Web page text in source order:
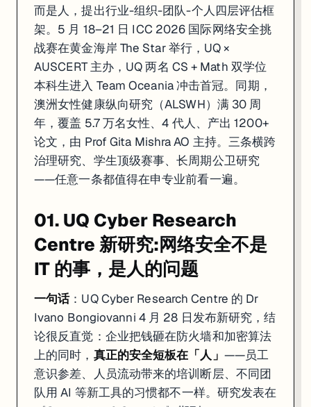
而是人，提出行业-组织-团队-个人四层评估框
架。5 月 18–21 日 ICC 2026 国际网络安全挑
战赛在黄金海岸 The Star 举行，UQ ×
AUSCERT 主办，UQ 两名 CS + Math 双学位
本科生进入 Team Oceania 冲击首冠。同期，
澳洲女性健康纵向研究（ALSWH）满 30 周
年，覆盖 5.7 万名女性、4 代人、产出 1200+
论文，由 Prof Gita Mishra AO 主持。三条横跨
治理研究、学生顶级赛事、长周期公卫研究
——任意一条都值得在申专业前看一遍。
01. UQ Cyber Research
Centre 新研究:网络安全不是
IT 的事，是人的问题
一句话：UQ Cyber Research Centre 的 Dr
Ivano Bongiovanni 4 月 28 日发布新研究，结
论很反直觉：企业把钱砸在防火墙和加密算法
上的同时， 真正的安全短板在「人」 ——员工
意识参差、人员流动带来的培训断层、不同团
队用 AI 等新工具的习惯都不一样。研究发表在